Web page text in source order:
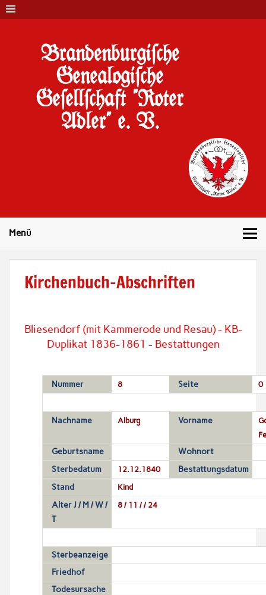
Brandenburgi#che
Genealogi#che
Ge#ell#chaft "Roter
Adler" e. V.
Menü
Kirchenbuch-Abschriften
Bliesendorf (mit Kammerode und Resau) - KB-
Duplikat 1836-1861 - Bestattungen
Nummer 8 Seite 0
Nachname Alburg Vorname
Geburtsname
Wohnort
Sterbedatum
12.12.1840
Bestattungsdatum
Stand
Kind
Alter J / M / W /
T
8 / 11 / / 24
Sterbeanzeige
Friedhof
Todesursache